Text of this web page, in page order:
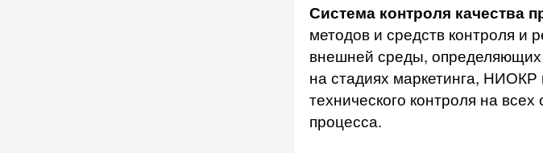
Система контроля качества
методов и средств контроля и
внешней среды, определяющих
на стадиях маркетинга, НИОКР
технического контроля на
процесса.